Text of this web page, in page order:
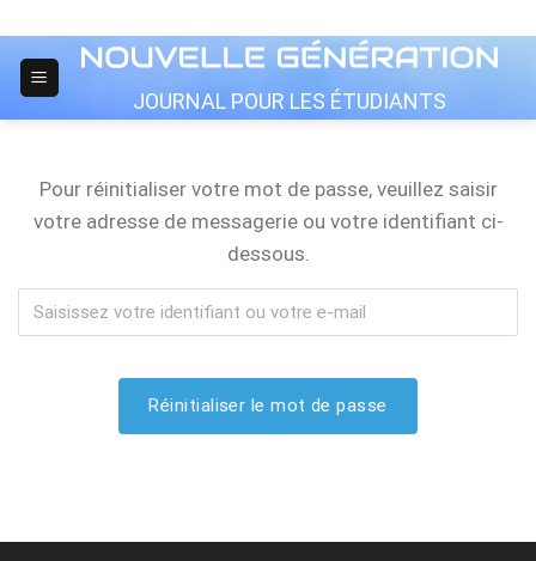
to
content
JOURNAL POUR LES ÉTUDIANTS
Pour réinitialiser votre mot de passe, veuillez saisir
votre adresse de messagerie ou votre identifiant ci-
dessous.